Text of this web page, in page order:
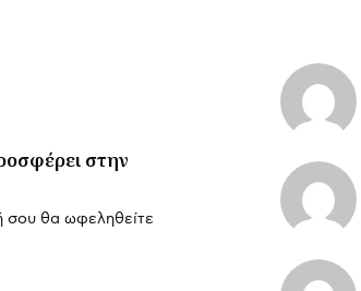
στην
σου θα ωφεληθείτε